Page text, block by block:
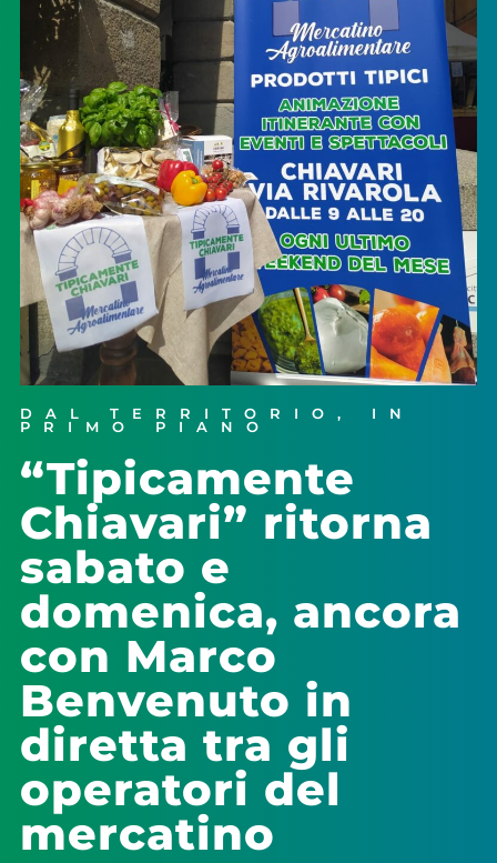
DAL TERRITORIO , IN
PRIMO PIANO
“Tipicamente
Chiavari” ritorna
sabato e
domenica, ancora
con Marco
Benvenuto in
diretta tra gli
operatori del
mercatino